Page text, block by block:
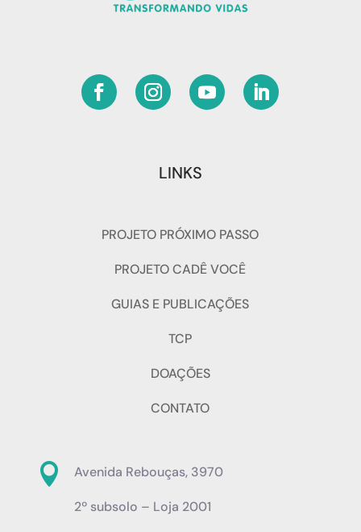
LINKS
PROJETO PRÓXIMO PASSO
PROJETO CADÊ VOCÊ
GUIAS E PUBLICAÇÕES
TCP
DOAÇÕES
CONTATO
 Avenida Rebouças, 3970
2º subsolo – Loja 2001